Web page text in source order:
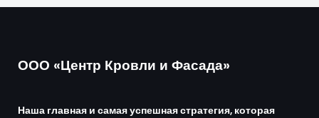
ООО «Центр Кровли и Фасада»
Наша главная и самая успешная стратегия, которая